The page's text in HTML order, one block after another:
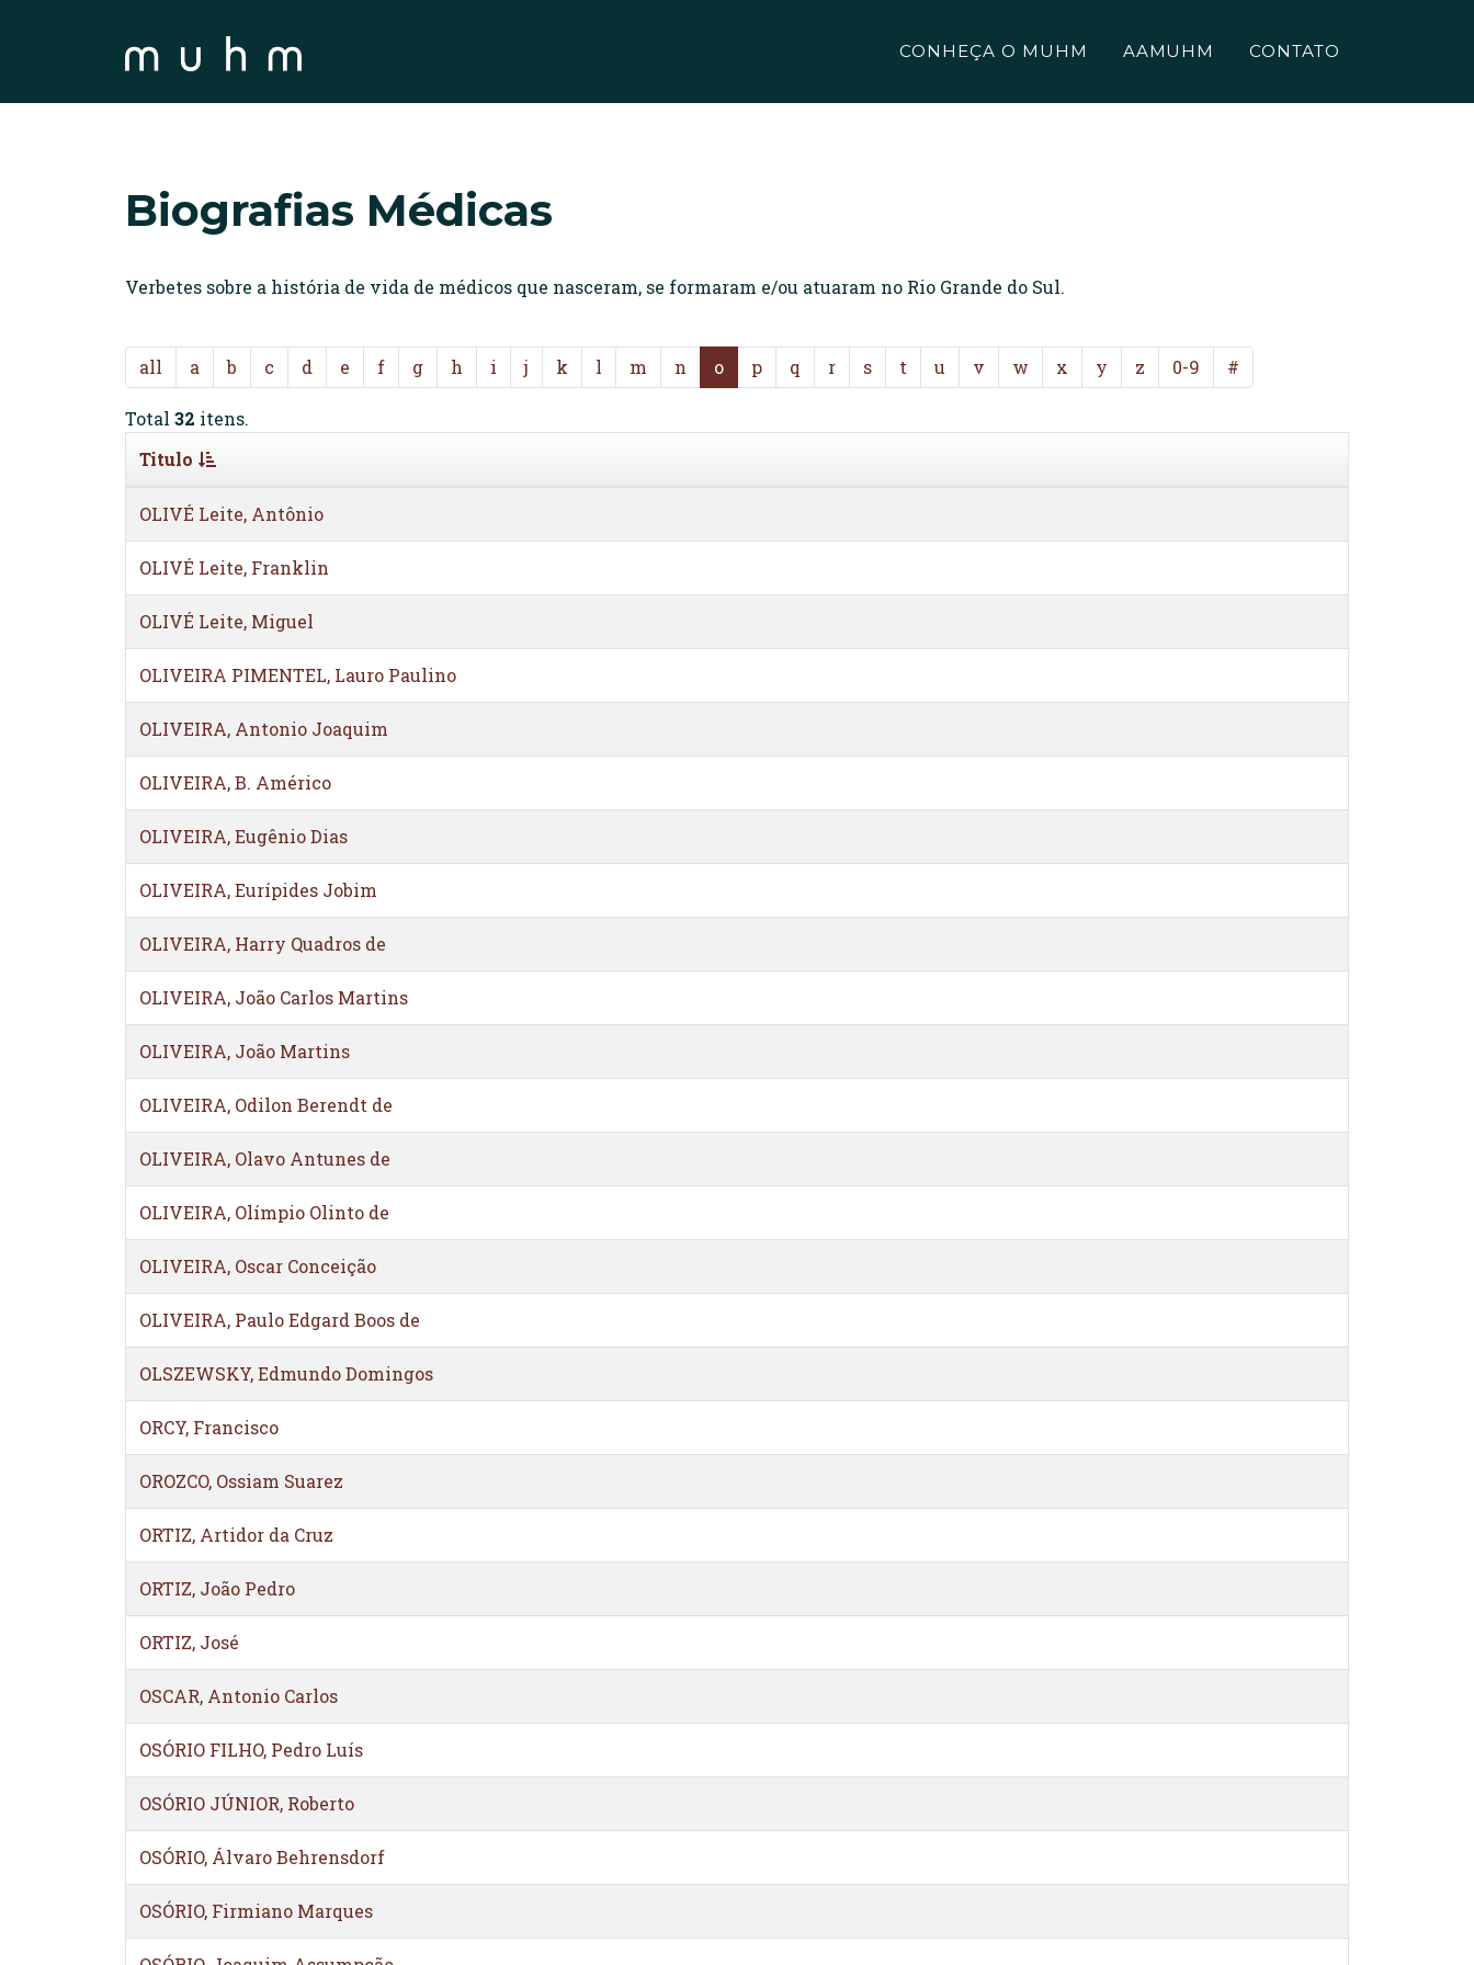
CONHEÇA O MUHM AAMUHM CONTATO
Biografias Médicas
Verbetes sobre a história de vida de médicos que nasceram, se formaram e/ou atuaram no Rio Grande do Sul.
all a b c d e f g h i j k l m n o p q r s t u v w x y z 0-9 #
Total 32 itens.
Titulo
OLIVÉ Leite, Antônio
OLIVÉ Leite, Franklin
OLIVÉ Leite, Miguel
OLIVEIRA PIMENTEL, Lauro Paulino
OLIVEIRA, Antonio Joaquim
OLIVEIRA, B. Américo
OLIVEIRA, Eugênio Dias
OLIVEIRA, Eurípides Jobim
OLIVEIRA, Harry Quadros de
OLIVEIRA, João Carlos Martins
OLIVEIRA, João Martins
OLIVEIRA, Odilon Berendt de
OLIVEIRA, Olavo Antunes de
OLIVEIRA, Olímpio Olinto de
OLIVEIRA, Oscar Conceição
OLIVEIRA, Paulo Edgard Boos de
OLSZEWSKY, Edmundo Domingos
ORCY, Francisco
OROZCO, Ossiam Suarez
ORTIZ, Artidor da Cruz
ORTIZ, João Pedro
ORTIZ, José
OSCAR, Antonio Carlos
OSÓRIO FILHO, Pedro Luís
OSÓRIO JÚNIOR, Roberto
OSÓRIO, Álvaro Behrensdorf
OSÓRIO, Firmiano Marques